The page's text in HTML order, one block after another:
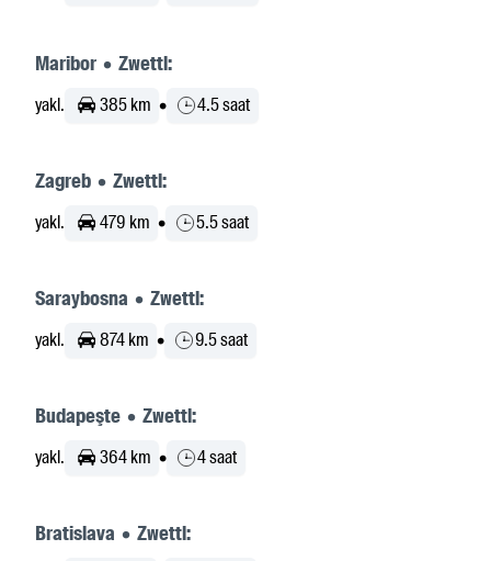
Maribor • Zwettl:
yakl. 385 km • 4.5 saat
Zagreb • Zwettl:
yakl. 479 km • 5.5 saat
Saraybosna • Zwettl:
yakl. 874 km • 9.5 saat
Budapeşte • Zwettl:
yakl. 364 km • 4 saat
Bratislava • Zwettl: